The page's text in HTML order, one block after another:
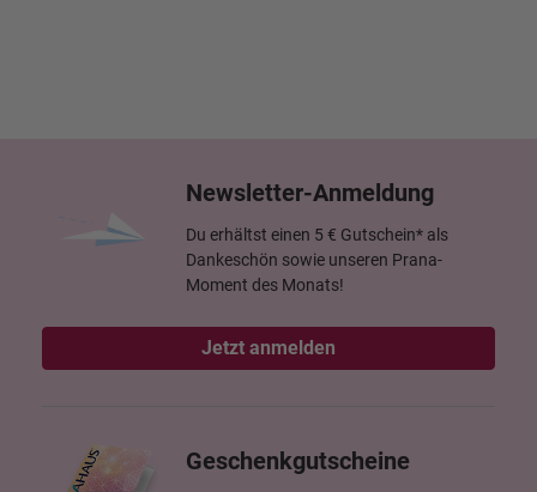
Newsletter-Anmeldung
Du erhältst einen 5 € Gutschein* als
Dankeschön sowie unseren Prana-
Moment des Monats!
Jetzt anmelden
Geschenkgutscheine